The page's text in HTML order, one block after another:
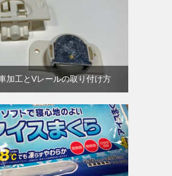
加工とVレールの取り付け方